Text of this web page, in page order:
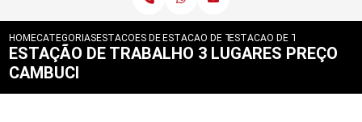
HOMECATEGORIASESTACOES DE TRABALHOESTACAO DE TRABALHO EM L COM
ESTACAO DE TRABALHO 3
ESTAÇÃO DE TRABALHO 3 LUGARES PREÇO
CAMBUCI